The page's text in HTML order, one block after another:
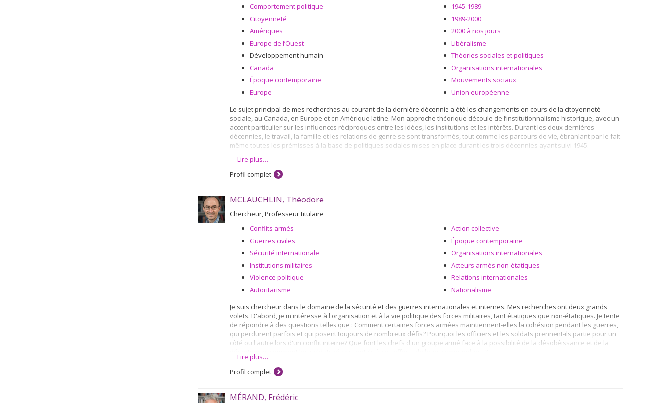
Comportement politique
Citoyenneté
Amériques
Europe de l’Ouest
Développement humain
Canada
Époque contemporaine
Europe
1945-1989
1989-2000
2000 à nos jours
Libéralisme
Théories sociales et politiques
Organisations internationales
Mouvements sociaux
Union européenne
Le sujet principal de mes recherches au courant de la dernière décennie a été les changements en cours de la citoyenneté
sociale, au Canada, en Europe et en Amérique latine. Mon approche théorique découle de l’institutionnalisme historique, avec un
accent particulier sur les influences réciproques entre les idées, les institutions et les intérêts. Durant les deux dernières
décennies, le travail, la famille et les relations de genre se sont transformés, tout comme les parcours de vie, ébranlant par le fait
même toutes les prémisses à la base de politiques sociales mises en place durant les trois décennies ayant suivi 1945.
Jumelées à une attaque politique menée par les néo-libéraux dans les années 1980 et 1990, ces transformations ont appelé à
une analyse politique des nouveaux risques sociaux et ont donné lieu à l’émergence d’autres perspectives. Parmi celles-ci, on
compte la perspective d’investissement social qui structure désormais de nombreux régimes de citoyenneté sociale. Des idées
d’institutions financières internationales ou d’organisations internationales, telles que la Banque mondiale et l’Organisation de
coopération et de développement économiques (OCDE).
Projets en cours
"L'économie politique et sociale du développement local - structures et acteurs"
"Les transferts monétaires conditionnels"
Lire plus…
Profil complet
MCLAUCHLIN, Théodore
Chercheur, Professeur titulaire
Conflits armés
Guerres civiles
Sécurité internationale
Institutions militaires
Violence politique
Autoritarisme
Action collective
Époque contemporaine
Organisations internationales
Acteurs armés non-étatiques
Relations internationales
Nationalisme
Je suis chercheur dans le domaine de la sécurité et des guerres internationales et internes. Mes recherches ont deux grands
volets. D'abord, je m'intéresse à l'organisation et à la vie politique des forces militaires, tant étatiques que non-étatiques. Je tente
de répondre à des questions telles que : Comment certaines forces armées maintiennent-elles la cohésion pendant les guerres,
qui perdurent parfois et qui posent toujours de nombreux défis? Pourquoi les officiers et les soldats prennent-ils partie pour un
côté ou l'autre lors d'un conflit interne? Que font les chefs d'un groupe armé face à la possibilité de la désobéissance et de la
Ensuite, j'analyse les relations internationales contemporaines liées aux conflits armés et à la stabilité. Pourquoi est-ce que les
États forment les armées d'autres pays, et avec quels résultats politiques? Comment les mutations actuelles du système
Lire plus…
Profil complet
MÉRAND, Frédéric